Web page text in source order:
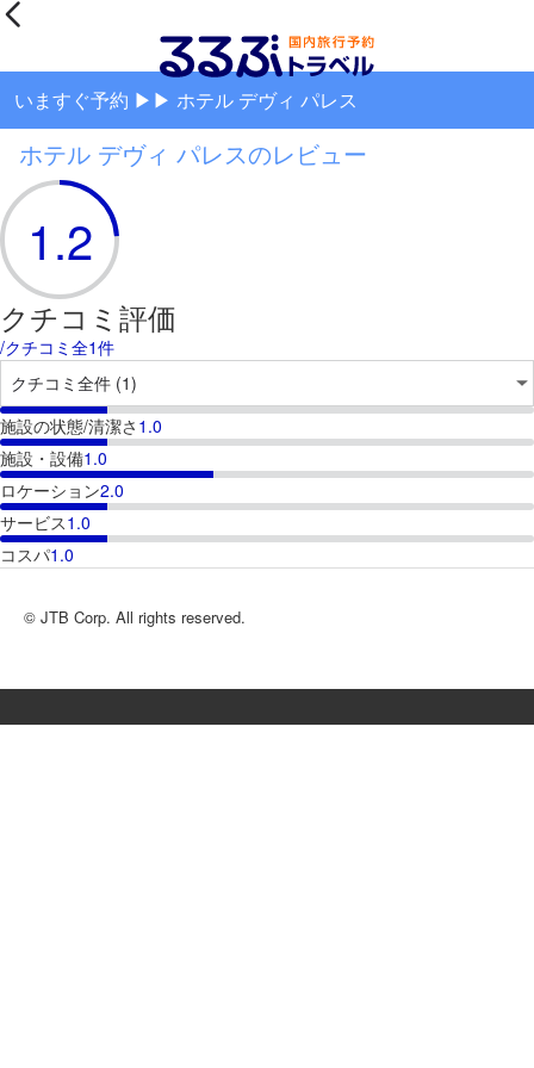
いますぐ予約 ▶▶ ホテル デヴィ パレス
ホテル デヴィ パレスのレビュー
1.2
クチコミ評価
/クチコミ全1件
施設の状態/清潔さ 1.0
施設・設備1.0
ロケーション2.0
サービス1.0
コスパ1.0
© JTB Corp. All rights reserved.